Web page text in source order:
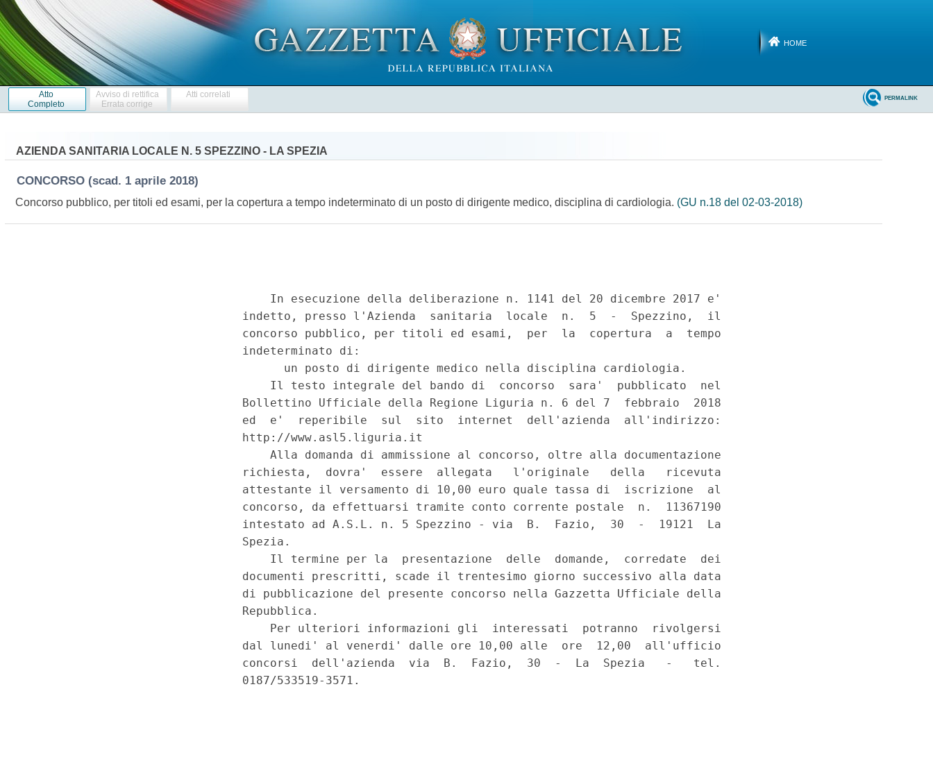
HOME
Atto
Completo
Avviso di rettifica
Errata corrige
Atti correlati PERMALINK
AZIENDA SANITARIA LOCALE N. 5 SPEZZINO - LA SPEZIA
CONCORSO (scad. 1 aprile 2018)
Concorso pubblico, per titoli ed esami, per la copertura a tempo indeterminato di un posto di dirigente medico, disciplina di cardiologia. (GU n.18 del 02-03-2018)